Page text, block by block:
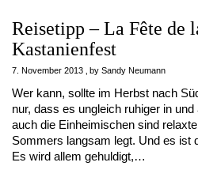
Reisetipp – La Fête de
Kastanienfest
7. November 2013 by Sandy Neumann
Wer kann, sollte im Herbst nach
nur, dass es ungleich ruhiger in
auch die Einheimischen sind
Sommers langsam legt. Und es ist
Es wird allem gehuldigt,…